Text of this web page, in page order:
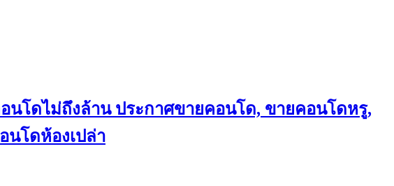
นโดไม่ถึงล้าน ประกาศขายคอนโด, ขายคอนโดหรู,
นโดห้องเปล่า